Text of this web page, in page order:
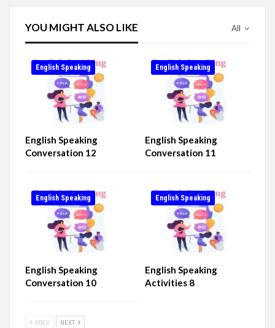
All
YOU MIGHT ALSO LIKE
English Speaking
English Speaking
Conversation 12
English Speaking
English Speaking
Conversation 11
English Speaking
English Speaking
Conversation 10
English Speaking
English Speaking
Activities 8
PREV NEXT